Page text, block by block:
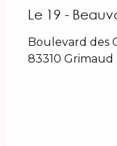
Le 19 -
Boulevard des
83310 Grimaud